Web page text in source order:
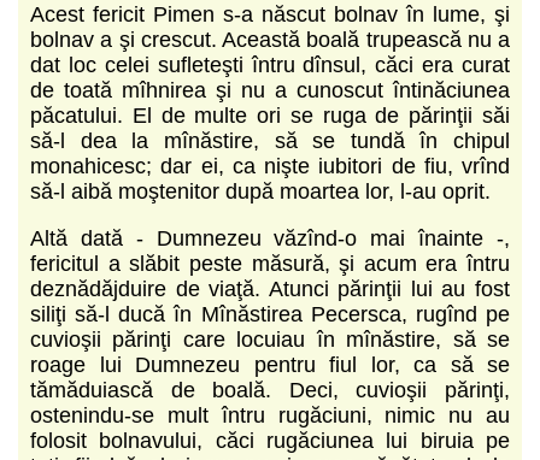
Acest fericit Pimen s-a născut bolnav în lume, şi
bolnav a şi crescut. Această boală trupească nu a
dat loc celei sufleteşti întru dînsul, căci era curat
de toată mîhnirea şi nu a cunoscut întinăciunea
păcatului. El de multe ori se ruga de părinţii săi
să-l dea la mînăstire, să se tundă în chipul
monahicesc; dar ei, ca nişte iubitori de fiu, vrînd
să-l aibă moştenitor după moartea lor, l-au oprit.
Altă dată - Dumnezeu văzînd-o mai înainte -,
fericitul a slăbit peste măsură, şi acum era întru
deznădăjduire de viaţă. Atunci părinţii lui au fost
siliţi să-l ducă în Mînăstirea Pecersca, rugînd pe
cuvioşii părinţi care locuiau în mînăstire, să se
roage lui Dumnezeu pentru fiul lor, ca să se
tămăduiască de boală. Deci, cuvioşii părinţi,
ostenindu-se mult întru rugăciuni, nimic nu au
folosit bolnavului, căci rugăciunea lui biruia pe